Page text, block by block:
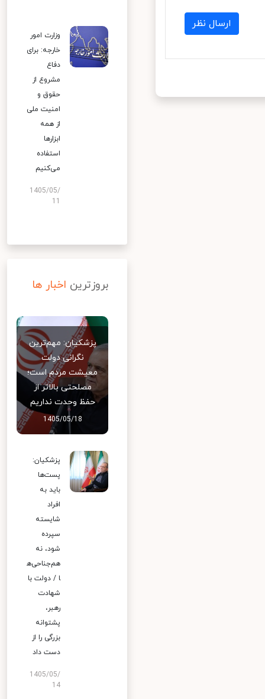
ارسال نظر
وزارت امور
خارجه: برای
دفاع
مشروع از
حقوق و
امنیت ملی
از همه
ابزارها
استفاده
می‌کنیم
1405/05/
بروزترین اخبار ها
پزشکیان: مهم‌ترین
نگرانی دولت
معیشت مردم است؛
مصلحتی بالاتر از
حفظ وحدت نداریم
1405/05/18
پزشکیان:
پست‌ها
باید به
افراد
شایسته
سپرده
شود، نه
هم‌جناحی‌ه
ا / دولت با
شهادت
رهبر،
پشتوانه
بزرگی را از
دست داد
1405/05/
14